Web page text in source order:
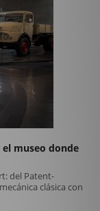
museo donde
del Patent-
clásica con